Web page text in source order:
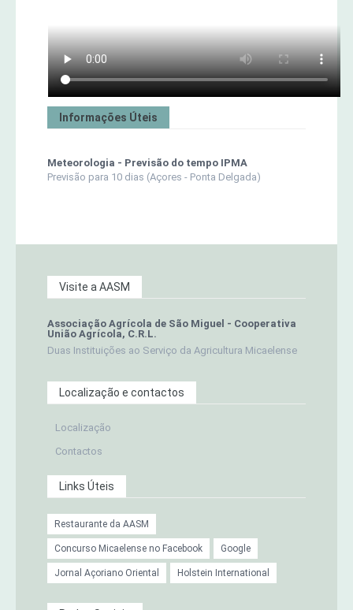
Informações Úteis
Meteorologia - Previsão do tempo IPMA
Previsão para 10 dias (Açores - Ponta Delgada)
Visite a AASM
Associação Agrícola de São Miguel - Cooperativa
União Agrícola, C.R.L.
Duas Instituições ao Serviço da Agricultura Micaelense
Localização e contactos
Localização
Contactos
Links Úteis
Restaurante da AASM
Concurso Micaelense no Facebook Google
Jornal Açoriano Oriental Holstein International